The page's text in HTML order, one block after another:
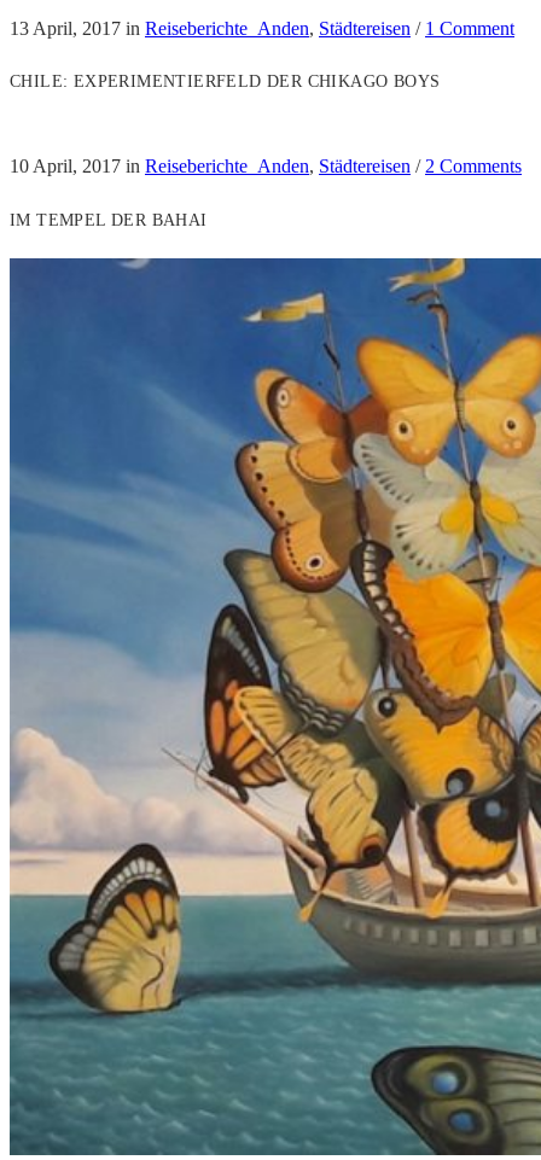
13 April, 2017 in Reiseberichte_Anden, Städtereisen / 1 Comment
CHILE: EXPERIMENTIERFELD DER CHIKAGO BOYS
10 April, 2017 in Reiseberichte_Anden, Städtereisen / 2 Comments
IM TEMPEL DER BAHAI